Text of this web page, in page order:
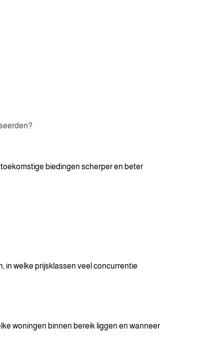
biedingen scherper en beter
in welke prijsklassen veel concurrentie
woningen binnen bereik liggen en wanneer